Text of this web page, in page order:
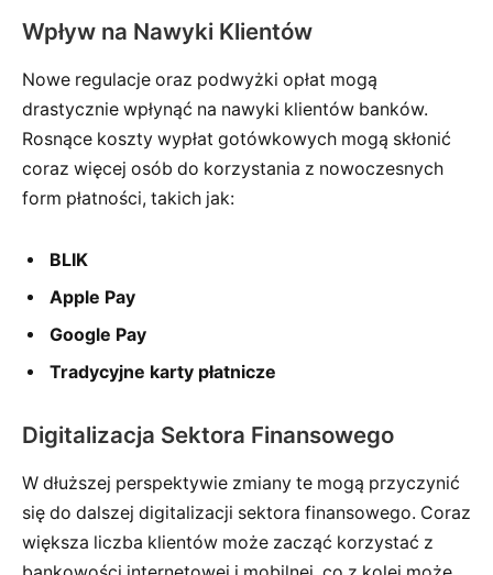
Wpływ na Nawyki Klientów
Nowe regulacje oraz podwyżki opłat mogą
drastycznie wpłynąć na nawyki klientów banków.
Rosnące koszty wypłat gotówkowych mogą skłonić
coraz więcej osób do korzystania z nowoczesnych
form płatności, takich jak:
BLIK
Apple Pay
Google Pay
Tradycyjne karty płatnicze
Digitalizacja Sektora Finansowego
W dłuższej perspektywie zmiany te mogą przyczynić
się do dalszej digitalizacji sektora finansowego. Coraz
większa liczba klientów może zacząć korzystać z